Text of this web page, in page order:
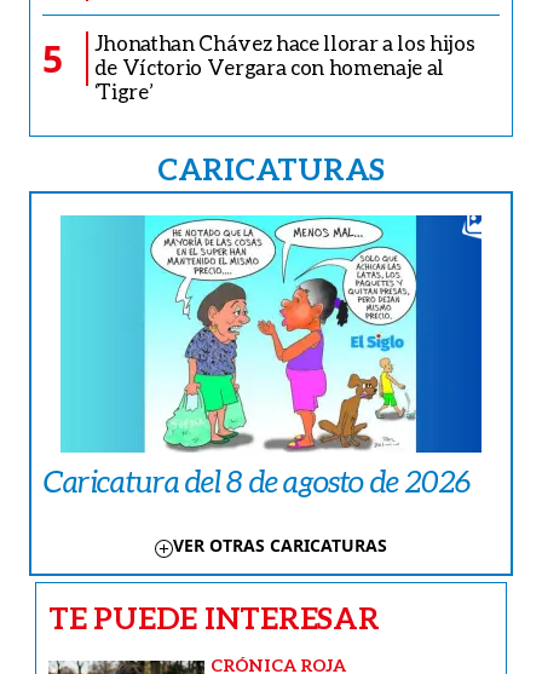
5
Jhonathan Chávez hace llorar a los hijos
de Víctorio Vergara con homenaje al
‘Tigre’
CARICATURAS
Caricatura del 8 de agosto de 2026
VER OTRAS CARICATURAS
TE PUEDE INTERESAR
CRÓNICA ROJA